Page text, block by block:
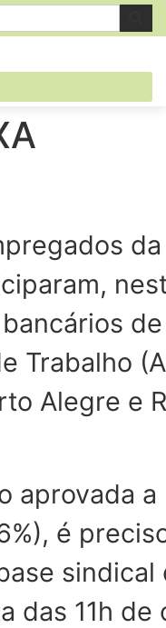
Trabalho
Alegre e
aprovada
é
das 11h